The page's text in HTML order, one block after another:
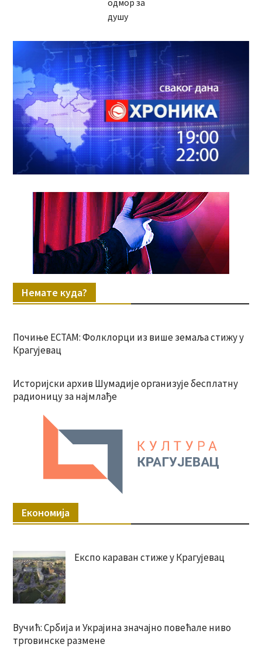
одмор за
душу
Немате куда?
Почиње ЕСТАМ: Фолклорци из више земаља стижу у
Крагујевац
Историјски архив Шумадије организује бесплатну
радионицу за најмлађе
Економија
Експо караван стиже у Крагујевац
Вучић: Србија и Украјина значајно повећале ниво
трговинске размене